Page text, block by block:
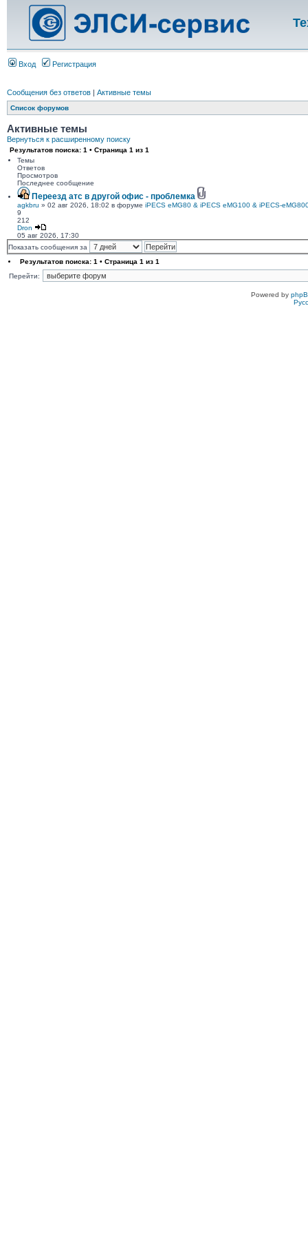
Вход Регистрация
Сообщения без ответов | Активные темы
Список форумов
Активные темы
Вернуться к расширенному поиску
Результатов поиска: 1 • Страница 1 из 1
Темы
Ответов
Просмотров
Последнее сообщение
Переезд атс в другой офис - проблемка
agkbru » 02 авг 2026, 18:02 в форуме iPECS eMG80 & iPECS eMG100 & iPECS-
9
212
Dron
05 авг 2026, 17:30
Показать сообщения за
Результатов поиска: 1 • Страница 1 из 1
Перейти:
Powered by